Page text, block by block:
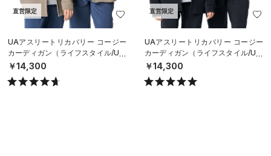
直営限定
UAアスリートリカバリー コージー
カーディガン（ライフスタイル/UNI
SEX）
￥14,300
直営限定
UAアスリートリカバリー コージー
カーディガン（ライフスタイル/UNI
SEX）
￥14,300